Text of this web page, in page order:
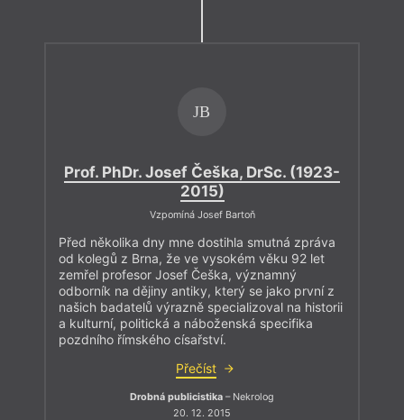
JB
Prof. PhDr. Josef Češka, DrSc. (1923-
2015)
Vzpomíná Josef Bartoň
Před několika dny mne dostihla smutná zpráva
od kolegů z Brna, že ve vysokém věku 92 let
zemřel profesor Josef Češka, významný
odborník na dějiny antiky, který se jako první z
našich badatelů výrazně specializoval na historii
a kulturní, politická a náboženská specifika
pozdního římského císařství.
Přečíst
Drobná publicistika – Nekrolog
20. 12. 2015